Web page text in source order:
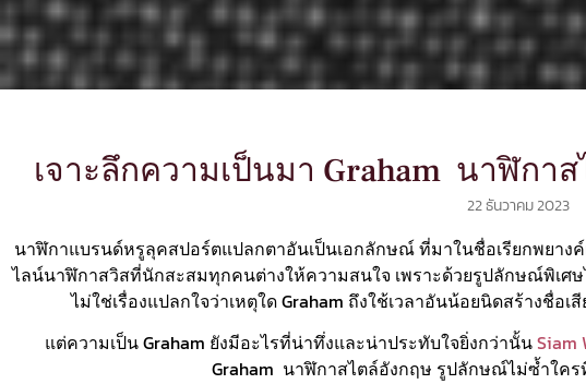
เจาะลึกความเป็นมา Graham นาฬิก
22 ธันวาคม 2023
นาฬิกาแบรนด์หรูลุคสปอร์ตแปลกตาอันเป็นเอกลักษณ์ ที่มาในชื่อเรียกพยางค์เ
ไลน์นาฬิกาสวิสที่นักสะสมทุกคนต่างให้ความสนใจ เพราะด้วยรูปลักษณ์พิเศ
ไม่ใช่เรื่องแปลกใจว่าเหตุใด Graham ถึงใช้เวลาอันน้อยนิดสร้างชื่อ
แต่ความเป็น Graham ยังมีอะไรที่น่าทึ่งและน่าประทับใจยิ่งกว่านั้นSiam
Graham นาฬิกาสไตล์อังกฤษ รูปลักษณ์ไม่ซ้ำใค